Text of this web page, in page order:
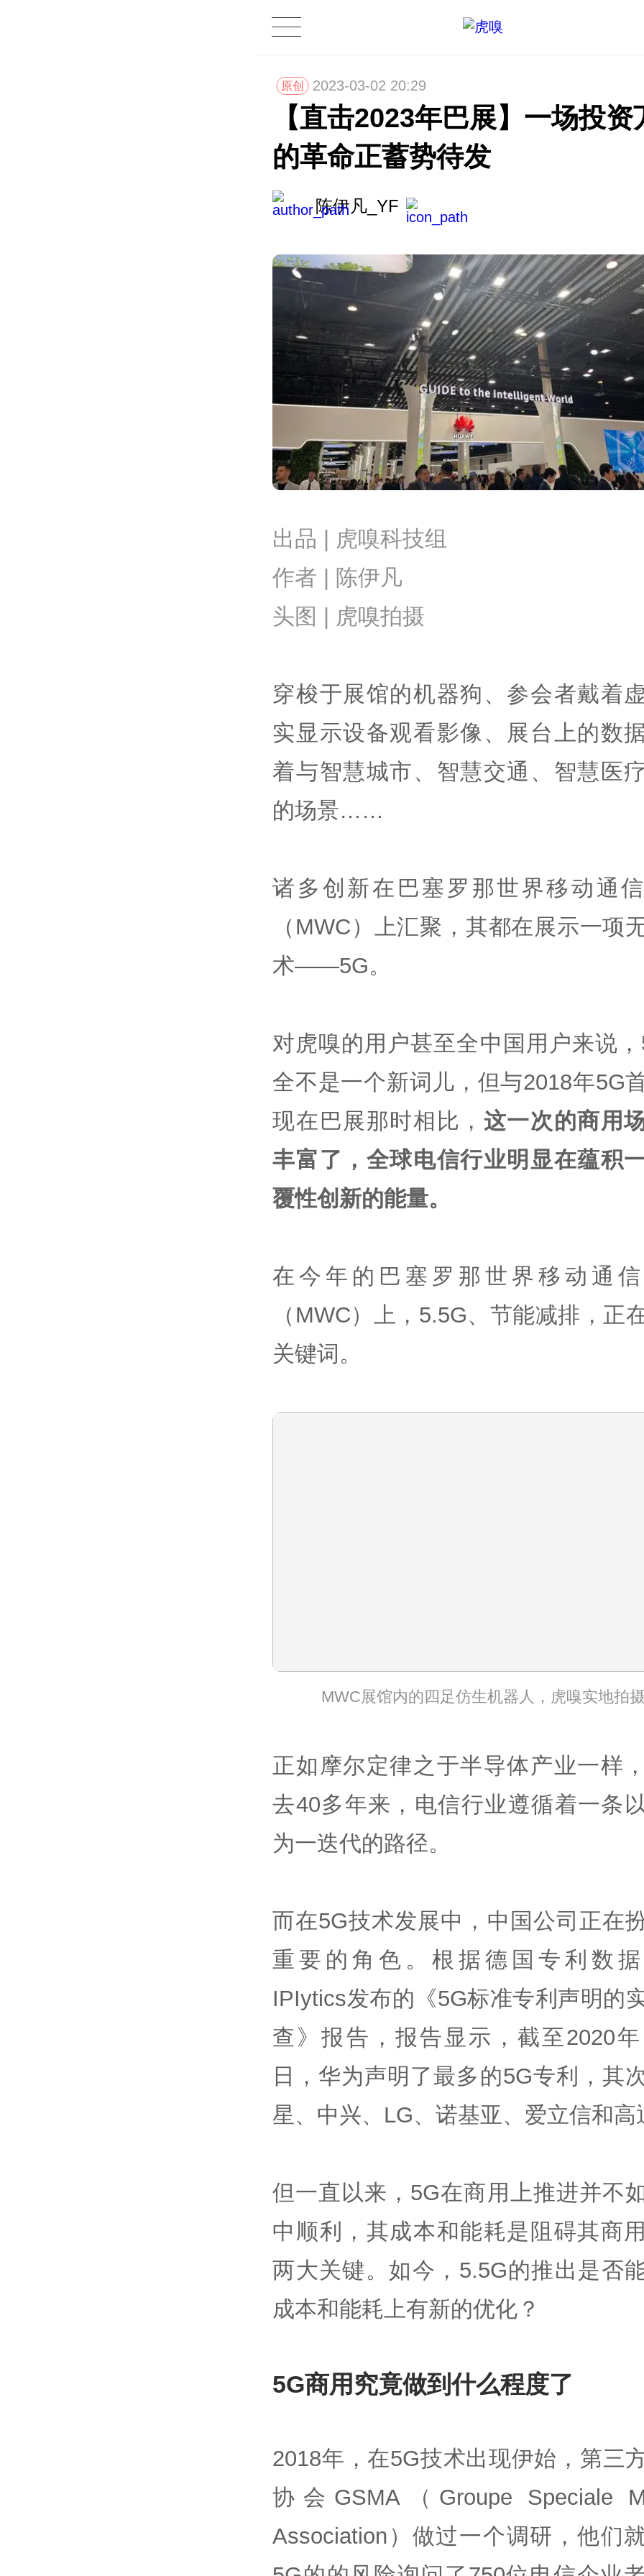
原创 2023-03-02 20:29
【直击2023年巴展】一场投资
的革命正蓄势待发
陈伊凡_YF
出品 | 虎嗅科技组
作者 | 陈伊凡
头图 | 虎嗅拍摄
穿梭于展馆的机器狗、参会者戴着
实显示设备观看影像、展台上的数
着与智慧城市、智慧交通、智慧医
的场景……
诸多创新在巴塞罗那世界移动通
（MWC）上汇聚，其都在展示一项
术——5G。
对虎嗅的用户甚至全中国用户来说
全不是一个新词儿，但与2018年5G
现在巴展那时相比， 这一次的商用
丰富了，全球电信行业明显在蕴积
覆性创新的能量。
在今年的巴塞罗那世界移动通
（MWC）上，5.5G、节能减排，正
关键词。
MWC展馆内的四足仿生机器人，虎嗅实地拍
正如摩尔定律之于半导体产业一样
去40多年来，电信行业遵循着一条
为一迭代的路径。
而在5G技术发展中，中国公司正在
重要的角色。根据德国专利数
IPIytics发布的《5G标准专利声明的
查》报告，报告显示，截至2020
日，华为声明了最多的5G专利，其
星、中兴、LG、诺基亚、爱立信和高
但一直以来，5G在商用上推进并不
中顺利，其成本和能耗是阻碍其商
两大关键。如今，5.5G的推出是否
成本和能耗上有新的优化？
5G商用究竟做到什么程度了
2018年，在5G技术出现伊始，第三
协会GSMA（Groupe Speciale
Association）做过一个调研，他们